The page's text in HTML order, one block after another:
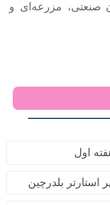
صنعتی، مزرعه‌ای و
اول
استارتر بلدرچین